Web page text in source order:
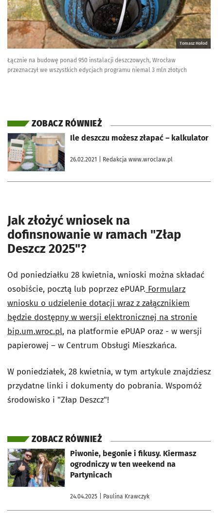
Tomasz Hołod
Łącznie na budowę ponad 950 instalacji deszczowych, Wrocław
przeznaczył we wszystkich edycjach programu niemal 3 mln złotych
ZOBACZ RÓWNIEŻ
Ile deszczu możesz złapać – kalkulator
26.02.2021 | Redakcja www.wroclaw.pl
otworzy się w nowej karcie
Jak złożyć wniosek na
dofinsnowanie w ramach "Złap
Deszcz 2025"?
Od poniedziałku 28 kwietnia, wnioski można składać
osobiście, pocztą lub poprzez ePUAP. Formularz
wniosku o udzielenie dotacji wraz z załącznikiem
będzie dostępny w wersji elektronicznej na stronie
bip.um.wroc.pl, na platformie ePUAP oraz - w wersji
papierowej – w Centrum Obsługi Mieszkańca.
W poniedziałek, 28 kwietnia, w tym artykule znajdziesz
przydatne linki i dokumenty do pobrania. Wspomóż
środowisko i "Złap Deszcz"!
ZOBACZ RÓWNIEŻ
Piwonie, begonie i fikusy. Kiermasz
ogrodniczy w ten weekend na
Partynicach
24.04.2025 | Paulina Krawczyk
otworzy się w nowej karcie